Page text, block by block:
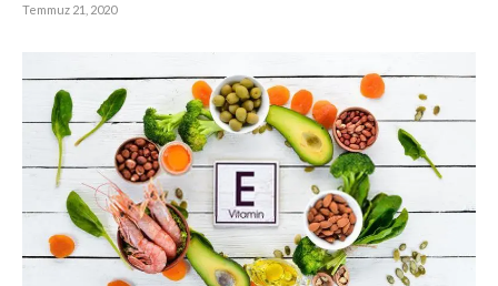
Temmuz 21, 2020